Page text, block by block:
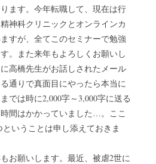
ます。今年転職して、現在は行
神科クリニックとオンラインカ
すが、全てこのセミナーで勉強
。また来年もよろしくお願いし
高橋先生がお話しされたメール
通りで真面目にやったら本当に
では時に2,000字～3,000字に送る
間はかかっていました…。ここ
いうことは申し添えておきま
お願いします。最近、被虐2世に